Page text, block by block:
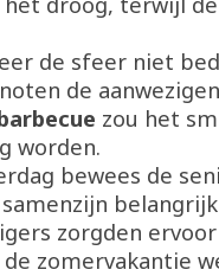
de sfeer niet
de
zou het
worden.
bewees de
zorgden
zomervakantie